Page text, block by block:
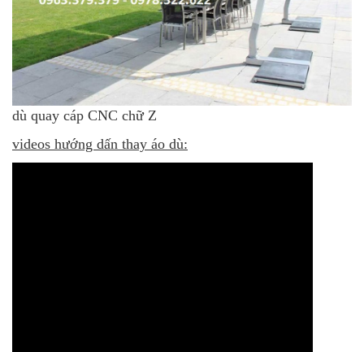
dù quay cáp CNC chữ Z
videos hướng dấn thay áo dù: